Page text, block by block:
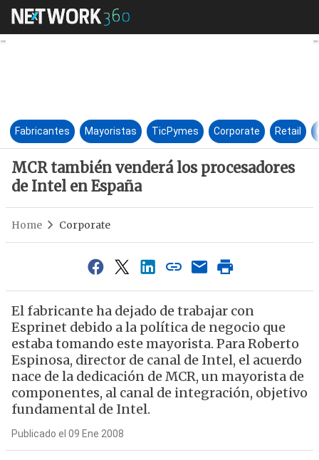
MCR también venderá los
Fabricantes Mayoristas TicPymes Corporate Retail
MCR también venderá los procesadores
de Intel en España
Home Corporate
El fabricante ha dejado de trabajar con
Esprinet debido a la política de negocio que
estaba tomando este mayorista. Para Roberto
Espinosa, director de canal de Intel, el acuerdo
nace de la dedicación de MCR, un mayorista de
componentes, al canal de integración, objetivo
fundamental de Intel.
Publicado el 09 Ene 2008